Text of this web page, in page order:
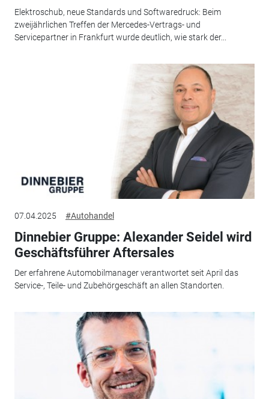
Elektroschub, neue Standards und Softwaredruck: Beim
zweijährlichen Treffen der Mercedes-Vertrags- und
Servicepartner in Frankfurt wurde deutlich, wie stark der...
07.04.2025 #Autohandel
Dinnebier Gruppe: Alexander Seidel wird
Geschäftsführer Aftersales
Der erfahrene Automobilmanager verantwortet seit April das
Service-, Teile- und Zubehörgeschäft an allen Standorten.